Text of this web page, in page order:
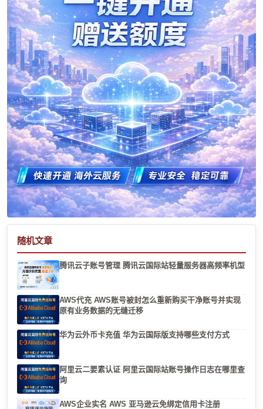
随机文章
腾讯云子账号管理 腾讯云国际站轻量服务器高频率机型
AWS代充 AWS账号被封怎么重新购买干净账号并实现
原有业务数据的无缝迁移
华为云外币卡充值 华为云国际版支持哪些支付方式
阿里云二要素认证 阿里云国际站账号操作日志在哪里查
询
AWS企业实名 AWS 亚马逊云免绑定信用卡注册